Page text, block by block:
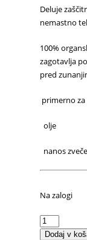
Deluje
nemastno
100%
zagotavlja
pred
primerno
olje
nanos
Na zalogi
Eliksir
Hidracija+
Dodaj v